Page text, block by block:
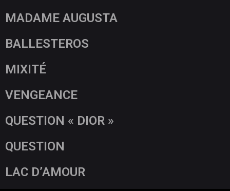
MADAME AUGUSTA
BALLESTEROS
MIXITÉ
VENGEANCE
QUESTION « DIOR »
QUESTION
LAC D’AMOUR